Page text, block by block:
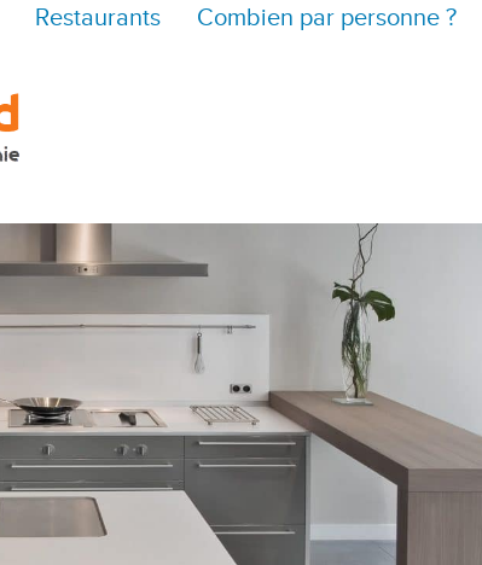
Restaurants Combien par personne ?